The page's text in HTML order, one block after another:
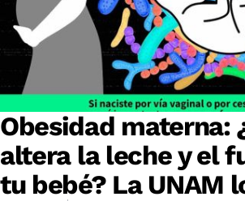
Obesidad materna:
altera la leche y el
tu bebé? La UNAM